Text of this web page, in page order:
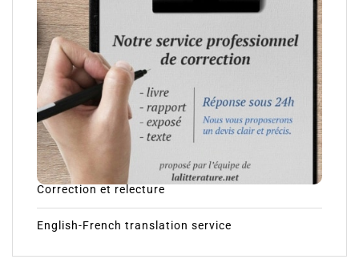
Correction et relecture
English-French translation service